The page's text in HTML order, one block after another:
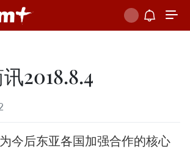
2018.8.4
今后东亚各国加强合作的核心